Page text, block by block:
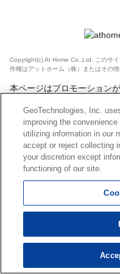
Copyright(c) At Home Co.,Ltd. このサ
作権はアットホーム（株）またはその情
本ページはプロモーション
GeoTechnologies, Inc.
improving the
utilizing information in our
accept or reject collecting
your discretion except
functioning of our site.